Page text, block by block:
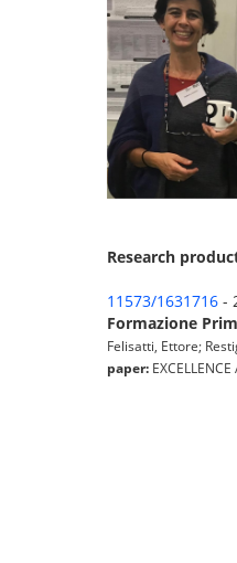
Research
11573/1631716 -
Formazione
Felisatti, Ettore;
paper: